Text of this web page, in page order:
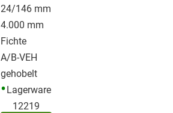
24/146 mm
4.000 mm
Fichte
A/B-VEH
gehobelt
Lagerware
12219